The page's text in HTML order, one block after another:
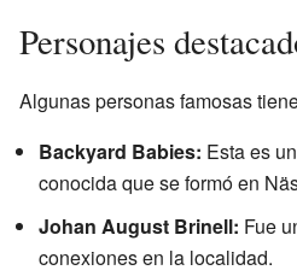
Personajes
Algunas personas famosas
Backyard Babies: Esta es
conocida que se formó en
Johan August Brinell: Fue
conexiones en la localidad.